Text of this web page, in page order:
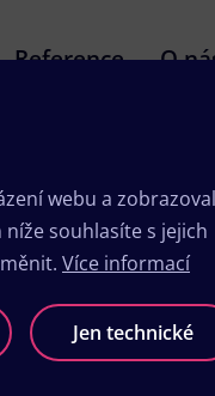
Reference O
webu a
souhlasíte s jejich
Více informací
Jen technické